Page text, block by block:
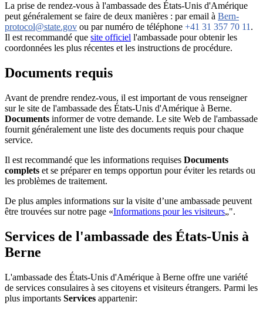
La prise de rendez-vous à l'ambassade des États-Unis d'Amérique
peut généralement se faire de deux manières : par email à Bern-
protocol@state.gov ou par numéro de téléphone +41 31 357 70 11 .
Il est recommandé que site officiel l'ambassade pour obtenir les
coordonnées les plus récentes et les instructions de procédure.
Documents requis
Avant de prendre rendez-vous, il est important de vous renseigner
sur le site de l'ambassade des États-Unis d'Amérique à Berne.
Documents informer de votre demande. Le site Web de l'ambassade
fournit généralement une liste des documents requis pour chaque
service.
Il est recommandé que les informations requises Documents
complets et se préparer en temps opportun pour éviter les retards ou
les problèmes de traitement.
De plus amples informations sur la visite d’une ambassade peuvent
être trouvées sur notre page «Informations pour les visiteurs„".
Services de l'ambassade des États-Unis à
Berne
L'ambassade des États-Unis d'Amérique à Berne offre une variété
de services consulaires à ses citoyens et visiteurs étrangers. Parmi les
plus importants Services appartenir: